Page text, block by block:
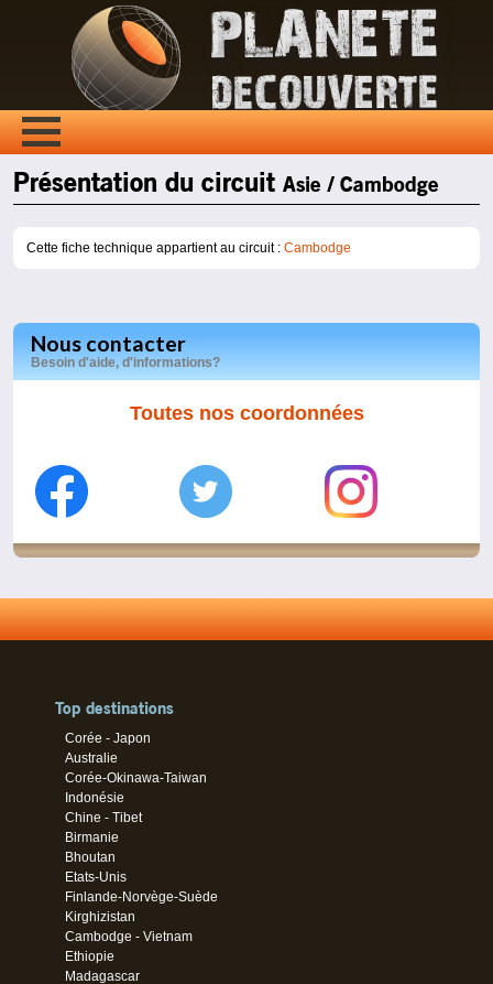
Présentation du circuitAsie / Cambodge
Cette fiche technique appartient au circuit :Cambodge
Nous contacter
Besoin d'aide, d'informations?
Toutes nos coordonnées
Top destinations
Corée - Japon
Australie
Corée-Okinawa-Taiwan
Indonésie
Chine - Tibet
Birmanie
Bhoutan
Etats-Unis
Finlande-Norvège-Suède
Kirghizistan
Cambodge - Vietnam
Ethiopie
Madagascar